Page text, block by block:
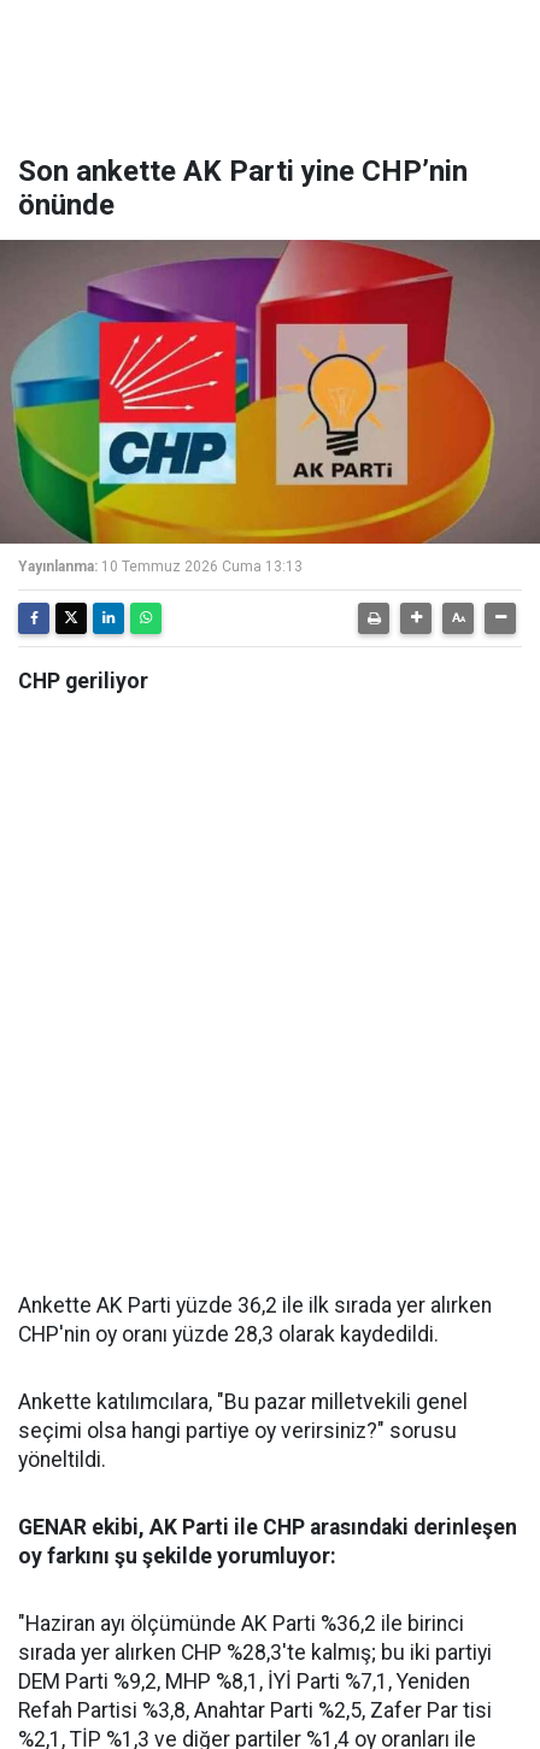
Son ankette AK Parti yine CHP’nin
önünde
Yayınlanma: 10 Temmuz 2026 Cuma 13:13
CHP geriliyor
Ankette AK Parti yüzde 36,2 ile ilk sırada yer alırken
CHP'nin oy oranı yüzde 28,3 olarak kaydedildi.
Ankette katılımcılara, "Bu pazar milletvekili genel
seçimi olsa hangi partiye oy verirsiniz?" sorusu
yöneltildi.
GENAR ekibi, AK Parti ile CHP arasındaki derinleşen
oy farkını şu şekilde yorumluyor:
"Haziran ayı ölçümünde AK Parti %36,2 ile birinci
sırada yer alırken CHP %28,3'te kalmış; bu iki partiyi
DEM Parti %9,2, MHP %8,1, İYİ Parti %7,1, Yeniden
Refah Partisi %3,8, Anahtar Parti %2,5, Zafer Par tisi
%2,1, TİP %1,3 ve diğer partiler %1,4 oy oranları ile